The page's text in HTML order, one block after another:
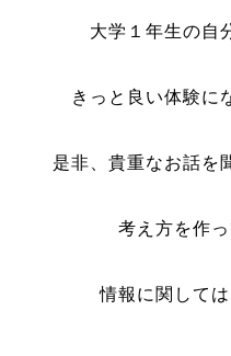
大学１年生の自
きっと良い体験に
是非、貴重なお話を
考え方を作
情報に関して